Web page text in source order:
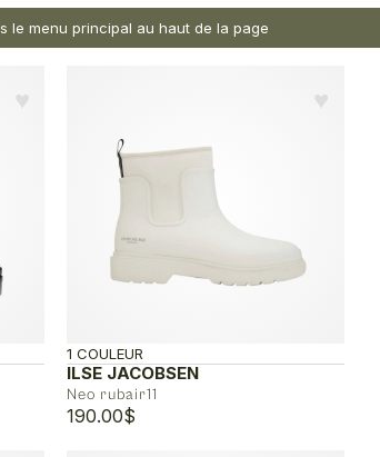
le menu principal au haut de la page
♥︎ ♥︎
ILSE JACOBSEN
Neo rubair11
1 COULEUR
190.00$